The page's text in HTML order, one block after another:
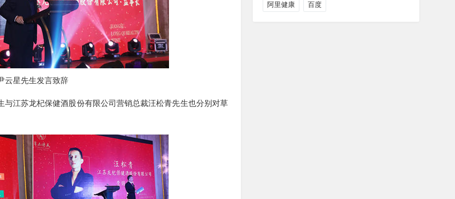
云星先生发言致辞
江苏龙杞保健酒股份有限公司营销总裁汪松青先生也分别对草
阿里健康 百度